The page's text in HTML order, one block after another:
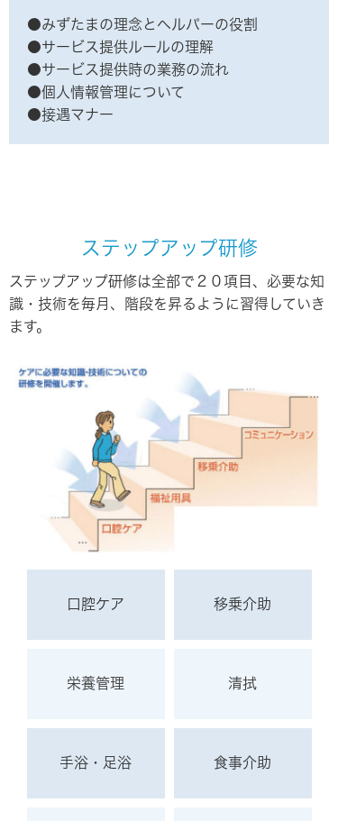
●みずたまの理念とヘルパーの役割
●サービス提供ルールの理解
●サービス提供時の業務の流れ
●個人情報管理について
●接遇マナー
ステップアップ研修
ステップアップ研修は全部で２０項目、必要な知
識・技術を毎月、階段を昇るように習得していき
ます。
口腔ケア 移乗介助
栄養管理 清拭
手浴・足浴 食事介助